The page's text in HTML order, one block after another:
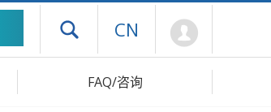
打开抽屉菜单
CN
FAQ/咨询